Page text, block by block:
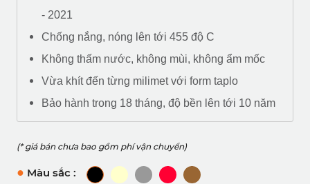
- 2021
Chống nắng, nóng lên tới 455 độ C
Không thấm nước, không mùi, không ẩm mốc
Vừa khít đến từng milimet với form taplo
Bảo hành trong 18 tháng, độ bền lên tới 10 năm
(* giá bán chưa bao gồm phí vận chuyển)
● Màu sắc :